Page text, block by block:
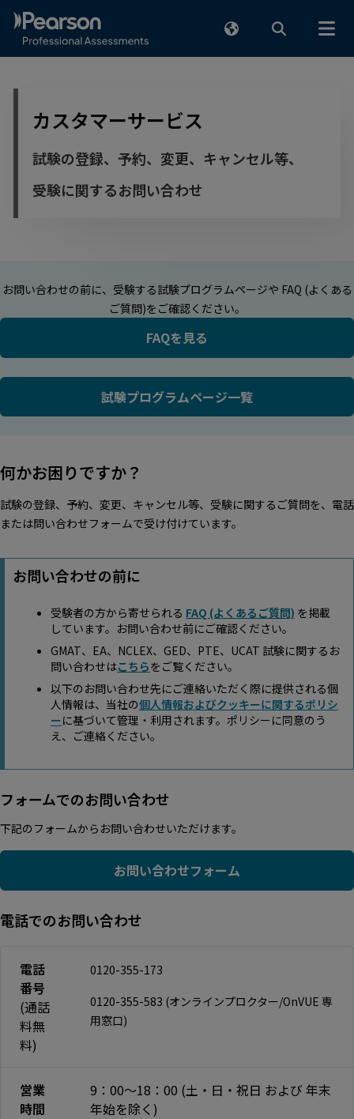
カスタマーサービス
試験の登録、予約、変更、キャンセル等、
受験に関するお問い合わせ
お問い合わせの前に、受験する試験プログラムページや FAQ (よくある
ご質問)をご確認ください。
FAQを見る
試験プログラムページ一覧
何かお困りですか？
試験の登録、予約、変更、キャンセル等、受験に関するご質問を、電話
または問い合わせフォームで受け付けています。
お問い合わせの前に
受験者の方から寄せられる FAQ (よくあるご質問) を掲載
しています。お問い合わせ前にご確認ください。
GMAT、EA、NCLEX、GED、PTE、UCAT 試験に関するお
問い合わせはこちらをご覧ください。
以下のお問い合わせ先にご連絡いただく際に提供される個
人情報は、当社の個人情報およびクッキーに関するポリシ
ーに基づいて管理・利用されます。ポリシーに同意のう
え、ご連絡ください。
フォームでのお問い合わせ
下記のフォームからお問い合わせいただけます。
お問い合わせフォーム
電話でのお問い合わせ
電話
番号
(通話
料無
料)
0120-355-173
0120-355-583 (オンラインプロクター/OnVUE 専
用窓口)
営業
時間
9：00～18：00 (土・日・祝日 および 年末
年始を除く)